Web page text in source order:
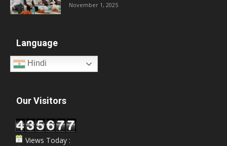
November 1, 2025
Language
Hindi
Our Visitors
Views Today :